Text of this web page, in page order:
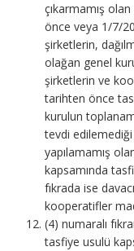
çıkarmamış
önce veya 1/7/
şirketlerin,
olağan genel
şirketlerin ve
tarihten önce
kurulun
tevdi
yapılamamış
kapsamında
fıkrada ise
kooperatifler
(4) numaralı
tasfiye usulü